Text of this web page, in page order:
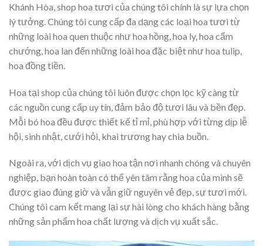
Khánh Hòa, shop hoa tươi của chúng tôi chính là sự lựa chọn
lý tưởng. Chúng tôi cung cấp đa dạng các loại hoa tươi từ
những loài hoa quen thuộc như hoa hồng, hoa ly, hoa cẩm
chướng, hoa lan đến những loài hoa đặc biệt như hoa tulip,
hoa đồng tiền.
Hoa tại shop của chúng tôi luôn được chọn lọc kỹ càng từ
các nguồn cung cấp uy tín, đảm bảo độ tươi lâu và bền đẹp.
Mỗi bó hoa đều được thiết kế tỉ mỉ, phù hợp với từng dịp lễ
hội, sinh nhật, cưới hỏi, khai trương hay chia buồn.
Ngoài ra, với dịch vụ giao hoa tận nơi nhanh chóng và chuyên
nghiệp, bạn hoàn toàn có thể yên tâm rằng hoa của mình sẽ
được giao đúng giờ và vẫn giữ nguyên vẻ đẹp, sự tươi mới.
Chúng tôi cam kết mang lại sự hài lòng cho khách hàng bằng
những sản phẩm hoa chất lượng và dịch vụ xuất sắc.